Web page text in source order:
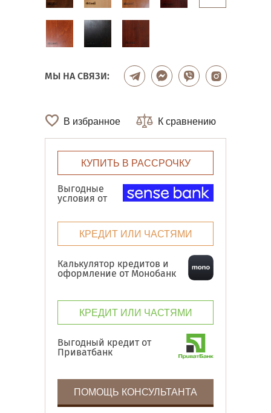
МЫ НА СВЯЗИ:
В избранное К сравнению
КУПИТЬ В РАССРОЧКУ
Выгодные
условия от
КРЕДИТ ИЛИ ЧАСТЯМИ
Калькулятор кредитов и
оформление от Монобанк
КРЕДИТ ИЛИ ЧАСТЯМИ
Выгодный кредит от
Приватбанк
ПОМОЩЬ КОНСУЛЬТАНТА